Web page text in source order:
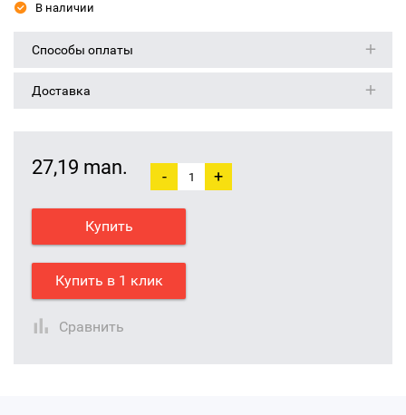
В наличии
Способы оплаты
Доставка
27,19 man. - +
Купить
Купить в 1 клик
Сравнить